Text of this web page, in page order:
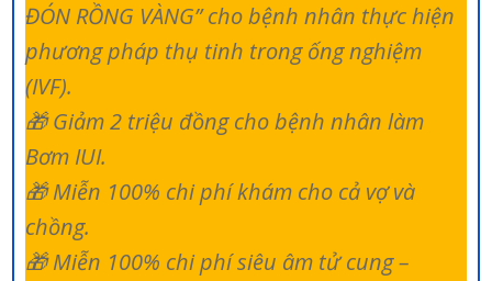
ĐÓN RỒNG VÀNG” cho bệnh nhân thực hiện
phương pháp thụ tinh trong ống nghiệm
(IVF).
🎁 Giảm 2 triệu đồng cho bệnh nhân làm
Bơm IUI.
🎁 Miễn 100% chi phí khám cho cả vợ và
chồng.
🎁 Miễn 100% chi phí siêu âm tử cung –